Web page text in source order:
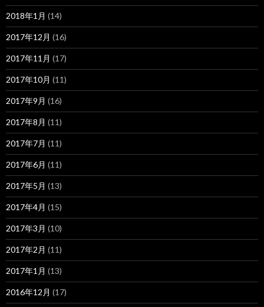
2018年1月 (14)
2017年12月 (16)
2017年11月 (17)
2017年10月 (11)
2017年9月 (16)
2017年8月 (11)
2017年7月 (11)
2017年6月 (11)
2017年5月 (13)
2017年4月 (15)
2017年3月 (10)
2017年2月 (11)
2017年1月 (13)
2016年12月 (17)